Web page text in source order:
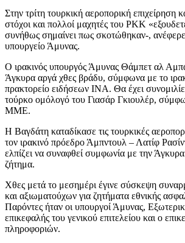
Στην τρίτη τουρκική αεροπορική επιχείρηση
στόχοι και πολλοί μαχητές του PKK
συνήθως σημαίνει πως σκοτώθηκαν-,
υπουργείο Άμυνας.
Ο ιρακινός υπουργός Άμυνας Θάμπετ αλ
Άγκυρα αργά χθες βράδυ, σύμφωνα με το
πρακτορείο ειδήσεων INA. Θα έχει
τούρκο ομόλογό του Γιασάρ Γκιουλέρ,
ΜΜΕ.
Η Βαγδάτη καταδίκασε τις τουρκικές
τον ιρακινό πρόεδρο Άμπντουλ – Λατίφ
ελπίζει να συναφθεί συμφωνία με την Άγκυρα
ζήτημα.
Χθες μετά το μεσημέρι έγινε σύσκεψη
και αξιωματούχων για ζητήματα εθνικής
Παρόντες ήταν οι υπουργοί Άμυνας,
επικεφαλής του γενικού επιτελείου και ο
πληροφοριών.